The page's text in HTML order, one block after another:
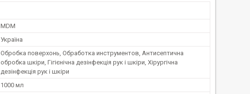
MDM
Україна
Обробка поверхонь, Обработка инструментов, Антисептична
обробка шкіри, Гігієнічна дезінфекція рук і шкіри, Хірургічна
дезінфекція рук і шкіри
1000 мл